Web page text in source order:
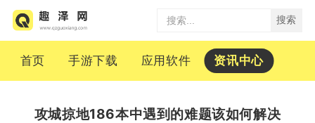
搜索
首页 手游下载 应用软件 资讯中心
攻城掠地186本中遇到的难题该如何解决